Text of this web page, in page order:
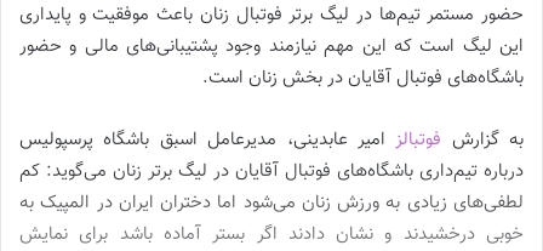
حضور مستمر تیم‌ها در لیگ برتر فوتبال زنان باعث موفقیت و پایداری
این لیگ است که این مهم نیازمند وجود پشتیبانی‌های مالی و حضور
باشگاه‌های فوتبال آقایان در بخش زنان است.
به گزارش فوتبالزامیر عابدینی، مدیرعامل اسبق باشگاه پرسپولیس
درباره تیم‌داری باشگاه‌های فوتبال آقایان در لیگ برتر زنان می‌گوید: کم
لطفی‌های زیادی به ورزش زنان می‌شود اما دختران ایران در المپیک به
خوبی درخشیدند و نشان دادند اگر بستر آماده باشد برای نمایش